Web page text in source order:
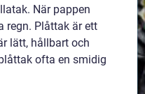
När pappen
regn. Plåttak är ett
lätt, hållbart och
ofta en smidig